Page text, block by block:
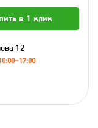
в 1 клик
12